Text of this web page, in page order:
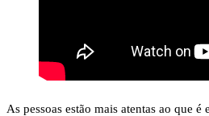
As pessoas estão mais atentas ao que é